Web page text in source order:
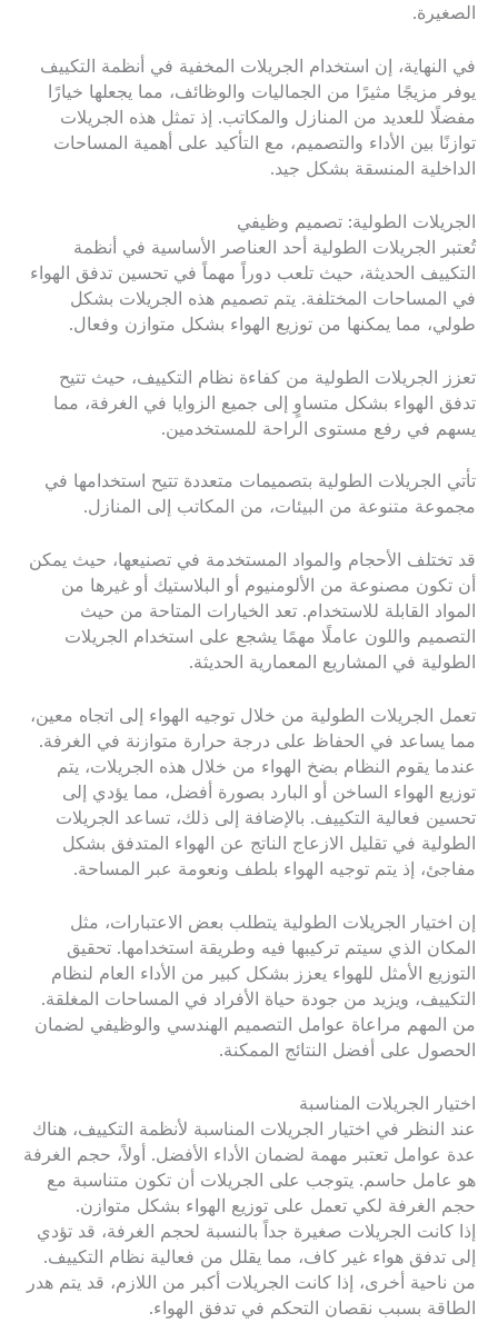
الصغيرة.
في النهاية، إن استخدام الجريلات المخفية في أنظمة التكييف
يوفر مزيجًا مثيرًا من الجماليات والوظائف، مما يجعلها خيارًا
مفضلًا للعديد من المنازل والمكاتب. إذ تمثل هذه الجريلات
توازنًا بين الأداء والتصميم، مع التأكيد على أهمية المساحات
الداخلية المنسقة بشكل جيد.
الجريلات الطولية: تصميم وظيفي
تُعتبر الجريلات الطولية أحد العناصر الأساسية في أنظمة
التكييف الحديثة، حيث تلعب دوراً مهماً في تحسين تدفق الهواء
في المساحات المختلفة. يتم تصميم هذه الجريلات بشكل
طولي، مما يمكنها من توزيع الهواء بشكل متوازن وفعال.
تعزز الجريلات الطولية من كفاءة نظام التكييف، حيث تتيح
تدفق الهواء بشكل متساوٍ إلى جميع الزوايا في الغرفة، مما
يسهم في رفع مستوى الراحة للمستخدمين.
تأتي الجريلات الطولية بتصميمات متعددة تتيح استخدامها في
مجموعة متنوعة من البيئات، من المكاتب إلى المنازل.
قد تختلف الأحجام والمواد المستخدمة في تصنيعها، حيث يمكن
أن تكون مصنوعة من الألومنيوم أو البلاستيك أو غيرها من
المواد القابلة للاستخدام. تعد الخيارات المتاحة من حيث
التصميم واللون عاملًا مهمًا يشجع على استخدام الجريلات
الطولية في المشاريع المعمارية الحديثة.
تعمل الجريلات الطولية من خلال توجيه الهواء إلى اتجاه معين،
مما يساعد في الحفاظ على درجة حرارة متوازنة في الغرفة.
عندما يقوم النظام بضخ الهواء من خلال هذه الجريلات، يتم
توزيع الهواء الساخن أو البارد بصورة أفضل، مما يؤدي إلى
تحسين فعالية التكييف. بالإضافة إلى ذلك، تساعد الجريلات
الطولية في تقليل الازعاج الناتج عن الهواء المتدفق بشكل
مفاجئ، إذ يتم توجيه الهواء بلطف ونعومة عبر المساحة.
إن اختيار الجريلات الطولية يتطلب بعض الاعتبارات، مثل
المكان الذي سيتم تركيبها فيه وطريقة استخدامها. تحقيق
التوزيع الأمثل للهواء يعزز بشكل كبير من الأداء العام لنظام
التكييف، ويزيد من جودة حياة الأفراد في المساحات المغلقة.
من المهم مراعاة عوامل التصميم الهندسي والوظيفي لضمان
الحصول على أفضل النتائج الممكنة.
اختيار الجريلات المناسبة
عند النظر في اختيار الجريلات المناسبة لأنظمة التكييف، هناك
عدة عوامل تعتبر مهمة لضمان الأداء الأفضل. أولاً، حجم الغرفة
هو عامل حاسم. يتوجب على الجريلات أن تكون متناسبة مع
حجم الغرفة لكي تعمل على توزيع الهواء بشكل متوازن.
إذا كانت الجريلات صغيرة جداً بالنسبة لحجم الغرفة، قد تؤدي
إلى تدفق هواء غير كاف، مما يقلل من فعالية نظام التكييف.
من ناحية أخرى، إذا كانت الجريلات أكبر من اللازم، قد يتم هدر
الطاقة بسبب نقصان التحكم في تدفق الهواء.